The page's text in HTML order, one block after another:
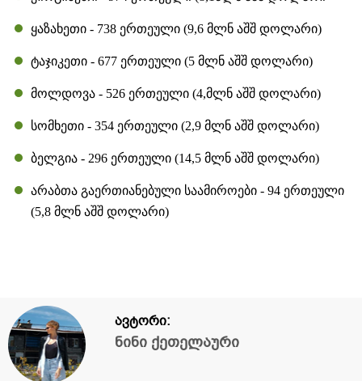
ყაზახეთი - 738 ერთეული (9,6 მლნ აშშ დოლარი)
ტაჯიკეთი - 677 ერთეული (5 მლნ აშშ დოლარი)
მოლდოვა - 526 ერთეული (4,მლნ აშშ დოლარი)
სომხეთი - 354 ერთეული (2,9 მლნ აშშ დოლარი)
ბელგია - 296 ერთეული (14,5 მლნ აშშ დოლარი)
არაბთა გაერთიანებული საამიროები - 94 ერთეული
(5,8 მლნ აშშ დოლარი)
ავტორი:
ნინი ქეთელაური